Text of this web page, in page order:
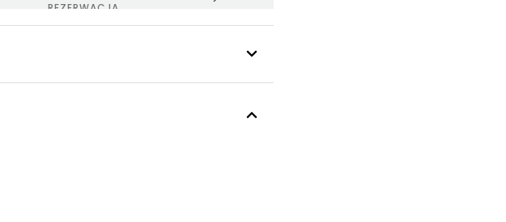
REZERWACJA
Powiadom mnie >